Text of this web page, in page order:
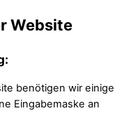
Website
benötigen wir einige
Eingabemaske an